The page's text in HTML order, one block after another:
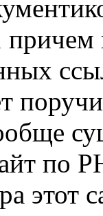
по
этот